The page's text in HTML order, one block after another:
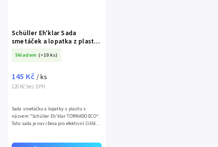
Schüller Eh'klar Sada
smetáček a lopatka z plastu
Skladem (>10 ks)
120 Kč bez DPH
145 Kč / ks
Sada smetáčku a lopatky z plastu s
názvem "Schüller Eh'klar TORNADO ECO".
Tato sada je navržena pro efektivní čištění